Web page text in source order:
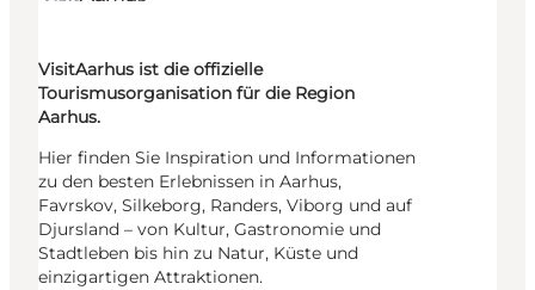
VisitAarhus ist die offizielle
Tourismusorganisation für die Region
Aarhus.
Hier finden Sie Inspiration und Informationen
zu den besten Erlebnissen in Aarhus,
Favrskov, Silkeborg, Randers, Viborg und auf
Djursland – von Kultur, Gastronomie und
Stadtleben bis hin zu Natur, Küste und
einzigartigen Attraktionen.